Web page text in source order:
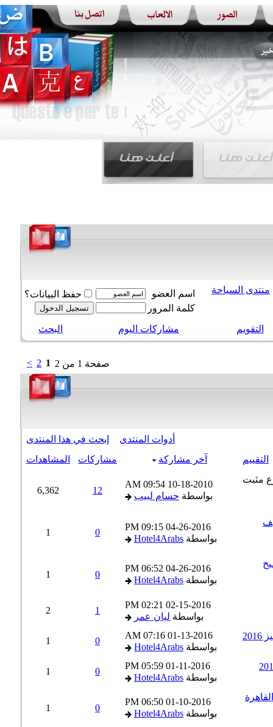
السياحة اسم العضو
حفظ البيانات؟
كلمة المرور
التقويم
مشاركات اليوم البحث
صفحة 1 من 2 >
أدوات المنتدى
إبحث في هذا المنتدى
التقييم
آخر مشاركة مشاركات المشاهدات
10-18-2010
09:54 AM
بواسطةحسام لبيب
12
6,362
04-26-2016
09:15 PM
بواسطةHotel4Arabs
04-26-2016
06:52 PM
بواسطةHotel4Arabs
02-15-2016
02:21 PM
بواسطةليان عمر
01-13-2016
07:16 AM
بواسطةHotel4Arabs
01-11-2016
05:59 PM
بواسطةHotel4Arabs
فنادق القاهرة 01-10-2016
06:50 PM
بواسطةHotel4Arabs